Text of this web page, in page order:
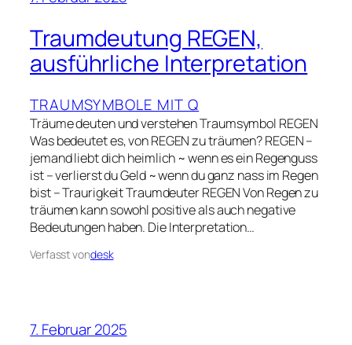
Traumdeutung REGEN,
ausführliche Interpretation
TRAUMSYMBOLE MIT Q
Träume deuten und verstehen Traumsymbol REGEN
Was bedeutet es, von REGEN zu träumen? REGEN –
jemand liebt dich heimlich ~ wenn es ein Regenguss
ist – verlierst du Geld ~ wenn du ganz nass im Regen
bist – Traurigkeit Traumdeuter REGEN Von Regen zu
träumen kann sowohl positive als auch negative
Bedeutungen haben. Die Interpretation…
Verfasst vondesk
7. Februar 2025